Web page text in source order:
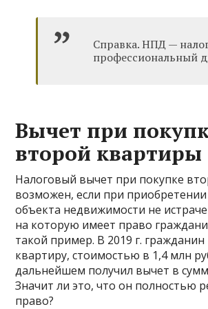
Справка. НПД —
профессиональный
Вычет при
второй квартиры
Налоговый вычет при покупке
возможен, если при
объекта недвижимости не
на которую имеет право
такой пример. В 2019 г. гражданин
квартиру, стоимостью в 1,4 млн
дальнейшем получил вычет в
Значит ли это, что он полностью
право?